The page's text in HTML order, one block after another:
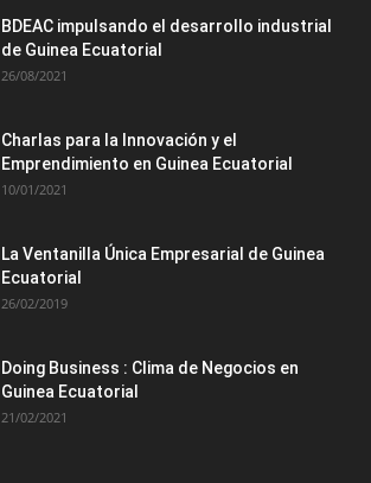
BDEAC impulsando el desarrollo industrial
de Guinea Ecuatorial
26/08/2021
Charlas para la Innovación y el
Emprendimiento en Guinea Ecuatorial
10/01/2021
La Ventanilla Única Empresarial de Guinea
Ecuatorial
26/02/2019
Doing Business : Clima de Negocios en
Guinea Ecuatorial
21/02/2021